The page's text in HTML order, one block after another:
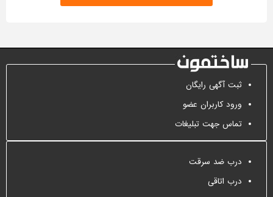
ثبت آگهی رایگان
ورود کاربران عضو
تماس جهت تبلیغات
درب ضد سرقت
درب اتاقی